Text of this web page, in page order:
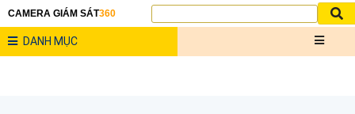
CAMERA GIÁM SÁT360
DANH MỤC